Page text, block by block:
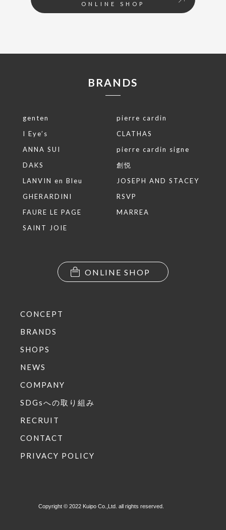
ONLINE SHOP
BRANDS
genten
pierre cardin
I Eye’s
CLATHAS
ANNA SUI
pierre cardin signe
DAKS
創悦
LANVIN en Bleu
JOSEPH AND STACEY
GHERARDINI
RSVP
FAURE LE PAGE
MARREA
SAINT JOIE
ONLINE SHOP
CONCEPT
BRANDS
SHOPS
NEWS
COMPANY
SDGsへの取り組み
RECRUIT
CONTACT
PRIVACY POLICY
Copyright © 2022 Kuipo Co.,Ltd. all rights reserved.